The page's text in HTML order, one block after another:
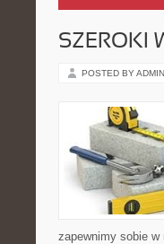
SZEROKI
POSTED BY ADMIN
zapewnimy sobie